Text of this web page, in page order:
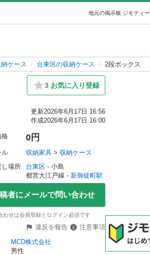
地元の掲示板 ジモティー
ケース 台東区の収納ケース 2段ボックス
3 お気に入り登録
更新2026年6月17日 16:56
作成2026年6月17日 16:00
格 0円
ル 収納家具 > 収納ケース
し場所
台東区 - 小島
都営大江戸線 - 新御徒町駅
者にメールで問い合わせ
わせは会員登録とログイン必須です
違反を報告
注意事項
MCD株式会社
男性